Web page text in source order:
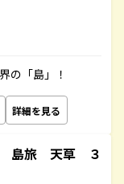
の「島」！
詳細を見る
島旅 天草 ３